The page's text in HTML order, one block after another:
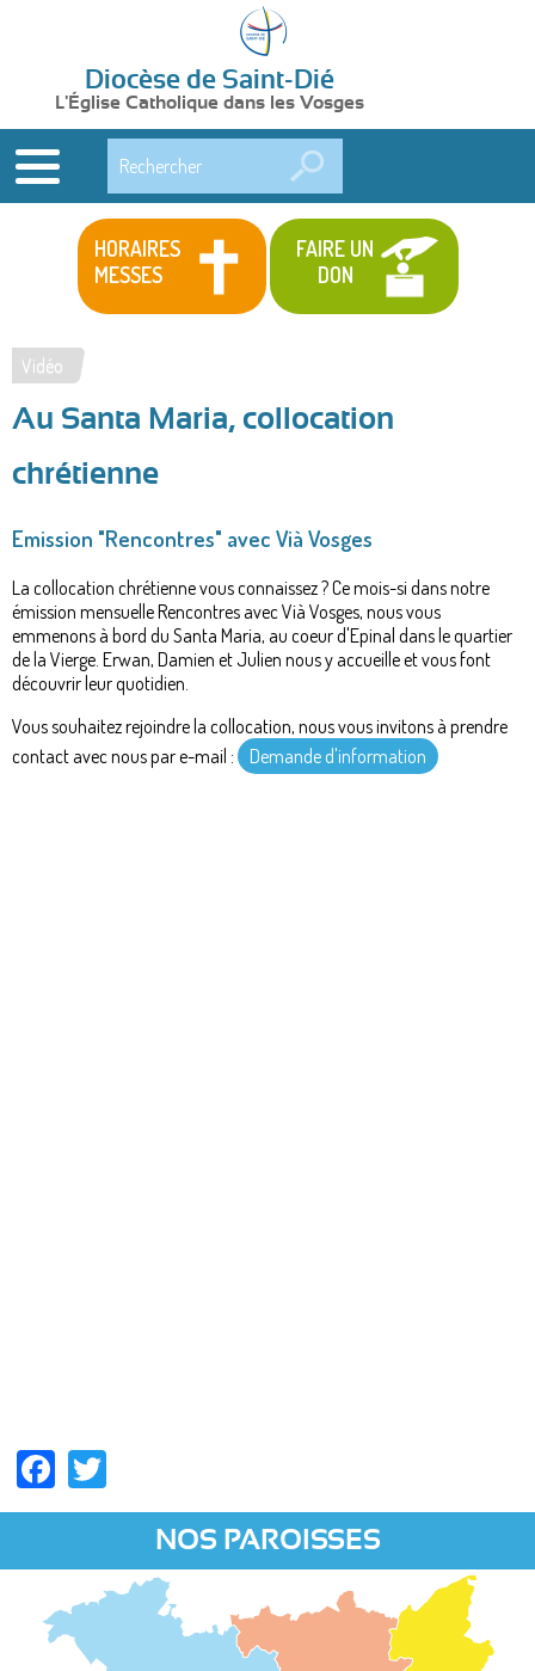
Diocèse de Saint-Dié
L'Église Catholique dans les Vosges
HORAIRES
MESSES
FAIRE UN
DON
Vous
êtes
ici
Vidéo
Au Santa Maria, collocation
chrétienne
Emission "Rencontres" avec Vià Vosges
La collocation chrétienne vous connaissez ? Ce mois-si dans notre
émission mensuelle Rencontres avec Vià Vosges, nous vous
emmenons à bord du Santa Maria, au coeur d'Epinal dans le quartier
de la Vierge. Erwan, Damien et Julien nous y accueille et vous font
découvrir leur quotidien.
Vous souhaitez rejoindre la collocation, nous vous invitons à prendre
contact avec nous par e-mail :
Demande d'information
Facebook
NOS PAROISSES